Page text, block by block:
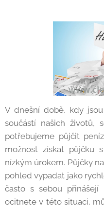
V dnešní době, kdy
součástí našich životů,
potřebujeme půjčit
možnost získat půjčku
nízkým úrokem. Půjčky
pohled vypadat jako
často s sebou
ocitnete v této situaci,